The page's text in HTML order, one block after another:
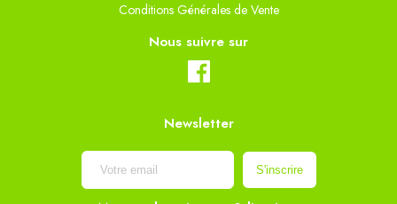
Conditions Générales de Vente
Nous suivre sur
Newsletter